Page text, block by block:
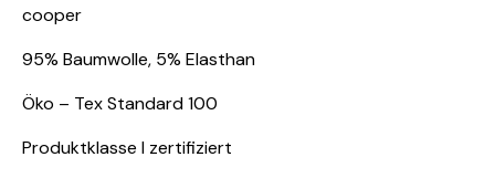
cooper
95% Baumwolle, 5% Elasthan
Öko – Tex Standard 100
Produktklasse I zertifiziert